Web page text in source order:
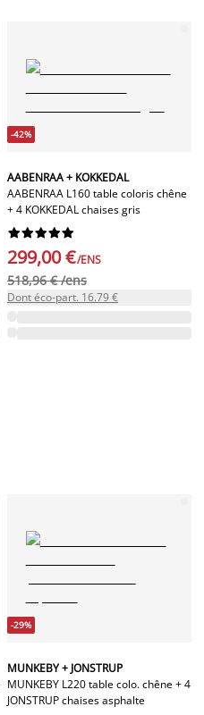
-42%
AABENRAA + KOKKEDAL
AABENRAA L160 table coloris chêne
+ 4 KOKKEDAL chaises gris






299,00 €/ENS
518,96 € /ens
Dont éco-part. 16.79 €
-29%
MUNKEBY + JONSTRUP
MUNKEBY L220 table colo. chêne + 4
JONSTRUP chaises asphalte